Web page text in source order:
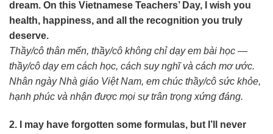
dream. On this Vietnamese Teachers’ Day, I wish you
health, happiness, and all the recognition you truly
deserve.
Thầy/cô thân mến, thầy/cô không chỉ dạy em bài học —
thầy/cô dạy em cách học, cách suy nghĩ và cách mơ ước.
Nhân ngày Nhà giáo Việt Nam, em chúc thầy/cô sức khỏe,
hạnh phúc và nhận được mọi sự trân trọng xứng đáng.
2. I may have forgotten some formulas, but I’ll never